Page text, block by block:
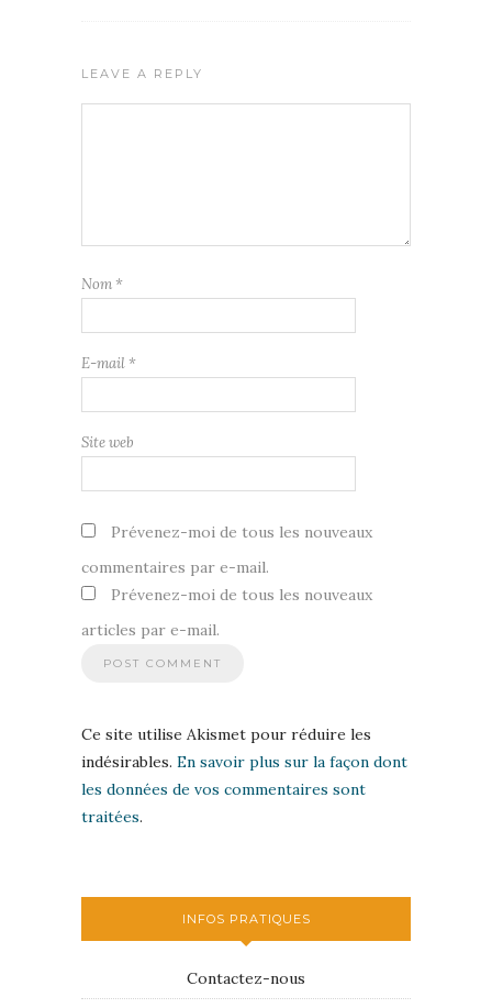
LEAVE A REPLY
Nom *
E-mail *
Site web
Prévenez-moi de tous les nouveaux
commentaires par e-mail.
Prévenez-moi de tous les nouveaux
articles par e-mail.
Ce site utilise Akismet pour réduire les
indésirables. En savoir plus sur la façon dont
les données de vos commentaires sont
traitées.
INFOS PRATIQUES
Contactez-nous